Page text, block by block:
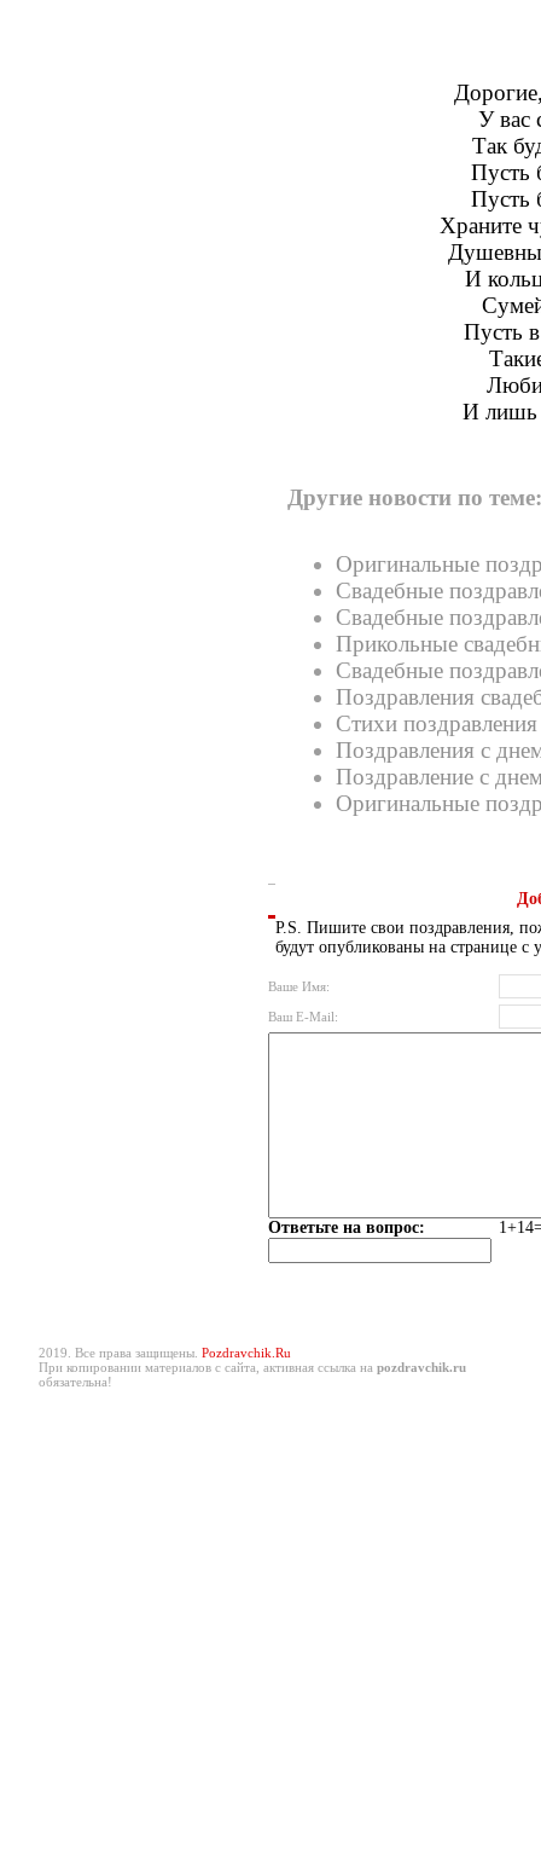
У вас
Так
Пусть
Пусть
Храните
И
Пусть
И лишь
Другие новости по теме:
Оригинальные
Свадебные
Свадебные
Прикольные
Свадебные
Поздравления
Стихи
Поздравления с
Поздравление с
Оригинальные
P.S. Пишите свои поздравления,
будут опубликованы на странице с
Ваше Имя:
Ваш E-Mail:
Ответьте на вопрос:
2019. Все права защищены. Pozdravchik.Ru
При копировании материалов с сайта, активная ссылка на pozdravchik.ru
обязательна!